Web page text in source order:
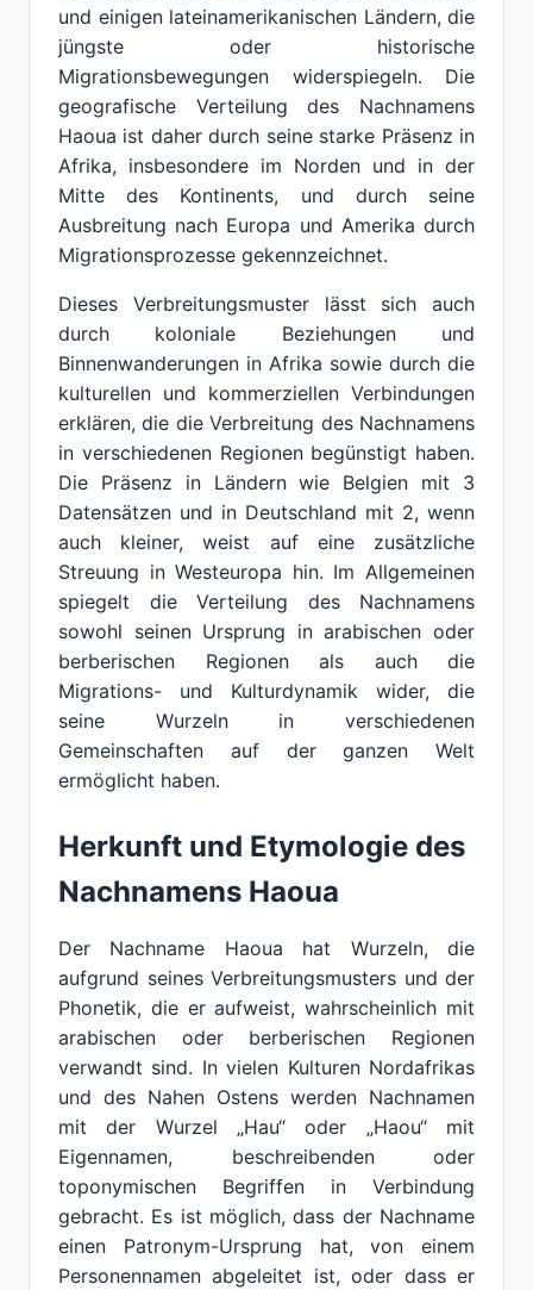
und einigen lateinamerikanischen Ländern, die
jüngste oder historische
Migrationsbewegungen widerspiegeln. Die
geografische Verteilung des Nachnamens
Haoua ist daher durch seine starke Präsenz in
Afrika, insbesondere im Norden und in der
Mitte des Kontinents, und durch seine
Ausbreitung nach Europa und Amerika durch
Migrationsprozesse gekennzeichnet.
Dieses Verbreitungsmuster lässt sich auch
durch koloniale Beziehungen und
Binnenwanderungen in Afrika sowie durch die
kulturellen und kommerziellen Verbindungen
erklären, die die Verbreitung des Nachnamens
in verschiedenen Regionen begünstigt haben.
Die Präsenz in Ländern wie Belgien mit 3
Datensätzen und in Deutschland mit 2, wenn
auch kleiner, weist auf eine zusätzliche
Streuung in Westeuropa hin. Im Allgemeinen
spiegelt die Verteilung des Nachnamens
sowohl seinen Ursprung in arabischen oder
berberischen Regionen als auch die
Migrations- und Kulturdynamik wider, die
seine Wurzeln in verschiedenen
Gemeinschaften auf der ganzen Welt
ermöglicht haben.
Herkunft und Etymologie des
Nachnamens Haoua
Der Nachname Haoua hat Wurzeln, die
aufgrund seines Verbreitungsmusters und der
Phonetik, die er aufweist, wahrscheinlich mit
arabischen oder berberischen Regionen
verwandt sind. In vielen Kulturen Nordafrikas
und des Nahen Ostens werden Nachnamen
mit der Wurzel „Hau“ oder „Haou“ mit
Eigennamen, beschreibenden oder
toponymischen Begriffen in Verbindung
gebracht. Es ist möglich, dass der Nachname
einen Patronym-Ursprung hat, von einem
Personennamen abgeleitet ist, oder dass er